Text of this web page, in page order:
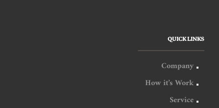
QUICK LINKS
Company
How it’s Work
Service